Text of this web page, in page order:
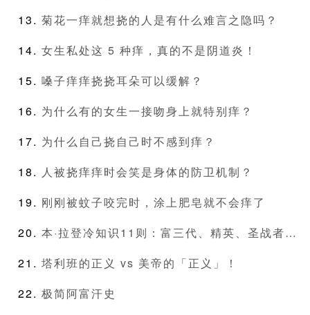
菊花一痒就想挠的人是有什么难言之隐吗？
女生私处这 5 种痒，真的不是阴道炎！
嗓子痒痒挠挠耳朵可以缓解？
为什么有的女生一接吻身上就特别痒？
为什么自己挠自己时不感到痒？
人被挠痒痒时会笑是身体的防卫机制？
刚刚被蚊子咬完时，涂上肥皂就不会痒了
本·拉登冷知识11则：富三代、精英、圣战者…
塔利班的正义 vs 美帝的「正义」！
极简阿富汗史